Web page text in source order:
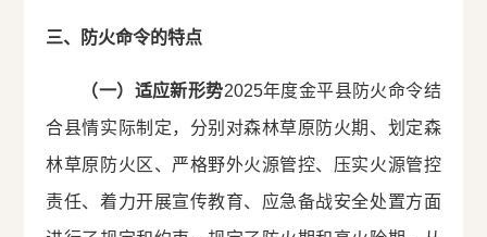
三、防火命令的特点
（一）适应新形势2025年度金平县防火命令结
合县情实际制定，分别对森林草原防火期、划定森
林草原防火区、严格野外火源管控、压实火源管控
责任、着力开展宣传教育、应急备战安全处置方面